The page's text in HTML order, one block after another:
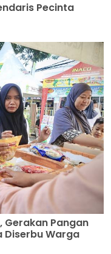
Pecinta
Gerakan Pangan
Diserbu Warga